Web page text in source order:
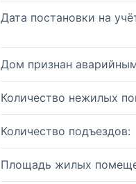
Дата постановки на
Дом признан
Количество нежилых
Количество подъездов:
Площадь жилых